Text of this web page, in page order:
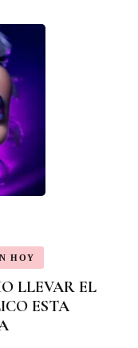
HOY
LLEVAR EL
ESTA